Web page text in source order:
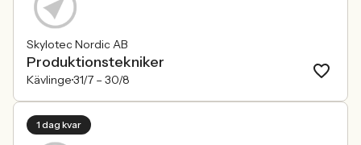
Skylotec Nordic AB
Produktionstekniker
Kävlinge31/7 – 30/8
1 dag kvar